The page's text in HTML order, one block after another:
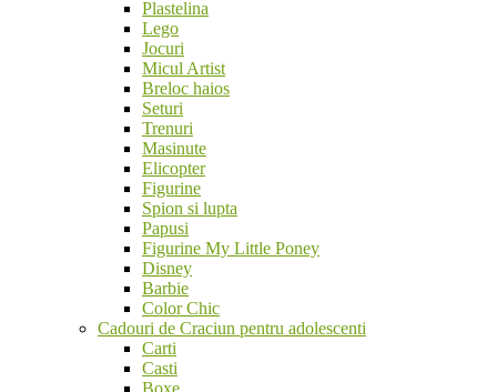
Plastelina
Lego
Jocuri
Micul Artist
Breloc haios
Seturi
Trenuri
Masinute
Elicopter
Figurine
Spion si lupta
Papusi
Figurine My Little Poney
Disney
Barbie
Color Chic
Cadouri de Craciun pentru adolescenti
Carti
Casti
Boxe